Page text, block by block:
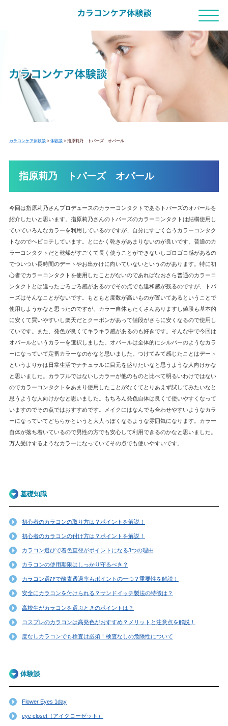
カラコンケア体験談> 体験談> 指原莉乃 トパーズ オパール
指原莉乃 トパーズ オパール
今回は指原莉乃さんプロデュースのカラーコンタクトであるトパーズのオパールを
紹介したいと思います。指原莉乃さんのトパーズのカラーコンタクトは結構使用し
ていていろんなカラーを利用しているのですが、自分にすごく合うカラーコンタク
トなのでヘビロテしています。とにかく乾きがあまりないのが良いです。普通のカ
ラーコンタクトだと乾燥がすごくて長く使うことができないしゴロゴロ感があるの
でついつい長時間のデートやお出かけに向いていないというのがあります。特に初
心者でカラーコンタクトを使用したことがないのであればなおさら普通のカラーコ
ンタクトとは違ったごろごろ感があるのでその点でも違和感が残るのですが、トパ
ーズはそんなことがないです。もともと度数が高いものが置いてあるということで
使用しようかなと思ったのですが、カラー自体もたくさんありますし値段も基本的
に安くて買いやすいし楽天だとクーポンがあって値段がさらに安くなるので使用し
ていです。また、発色が良くてキラキラ感があるのも好きです。そんな中で今回は
オパールというカラーを選択しました。オパールは全体的にシルバーのようなカラ
ーになっていて定番カラーなのかなと思いました。つけてみて感じたことはデート
というよりかは日常生活でナチュラルに目元を盛りたいなと思うような人向けかな
と思いました。カラフルではないしカラーが他のものと比べて明るいわけではない
のでカラーコンタクトをあまり使用したことがなくてとりあえず試してみたいなと
思うような人向けかなと思いました。もちろん発色自体は良くて使いやすくなって
いますのでその点ではおすすめです。メイクにはなんでも合わせやすいようなカラ
ーになっていてどちらかというと大人っぽくなるような雰囲気になります。カラー
自体が落ち着いているので男性の方でも安心して利用できるのかなと思いました。
万人受けするようなカラーになっていてその点でも使いやすいです。
基礎知識
初心者のカラコンの取り方は？ポイントを解説！
初心者のカラコンの付け方は？ポイントを解説！
カラコン選びで着色直径がポイントになる3つの理由
カラコンの使用期限はしっかり守るべき？
カラコン選びで酸素透過率もポイントの一つ？重要性を解説！
安全にカラコンを付けられる？サンドイッチ製法の特徴は？
高校生がカラコンを選ぶときのポイントは？
コスプレのカラコンは高発色がおすすめ？メリットと注意点を解説！
度なしカラコンでも検査は必須！検査なしの危険性について
体験談
Flower Eyes 1day
eye closet（アイクローゼット）